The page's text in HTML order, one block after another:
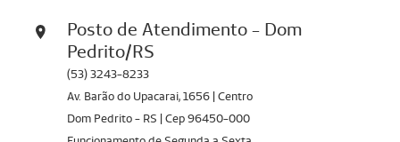
40310060 BACTERIOSCOPICO COL.REGIAO
40305767 BETA HCG
40301397 BILIRRUBINAS T E F
40302032 GLICOSE 120 MINUTOS
Posto de Atendimento - Dom
Pedrito/RS
(53) 3243-8233
Av. Barão do Upacarai, 1656 | Centro
Dom Pedrito - RS | Cep 96450-000